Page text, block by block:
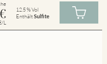
€
L
12.5 % Vol
EnthältSulfite